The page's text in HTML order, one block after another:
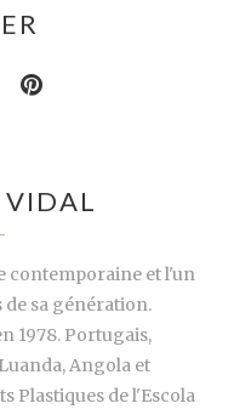
VIDAL
contemporaine et l'un
de sa génération.
1978. Portugais,
Angola et
Plastiques de l'Escola